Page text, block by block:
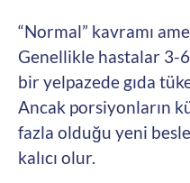
“Normal” kavramı
Genellikle hastalar 3-
bir yelpazede gıda
Ancak porsiyonların
fazla olduğu yeni
kalıcı olur.